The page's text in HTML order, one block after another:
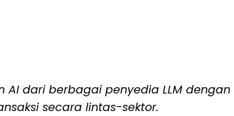
dari berbagai penyedia LLM dengan
secara lintas-sektor.